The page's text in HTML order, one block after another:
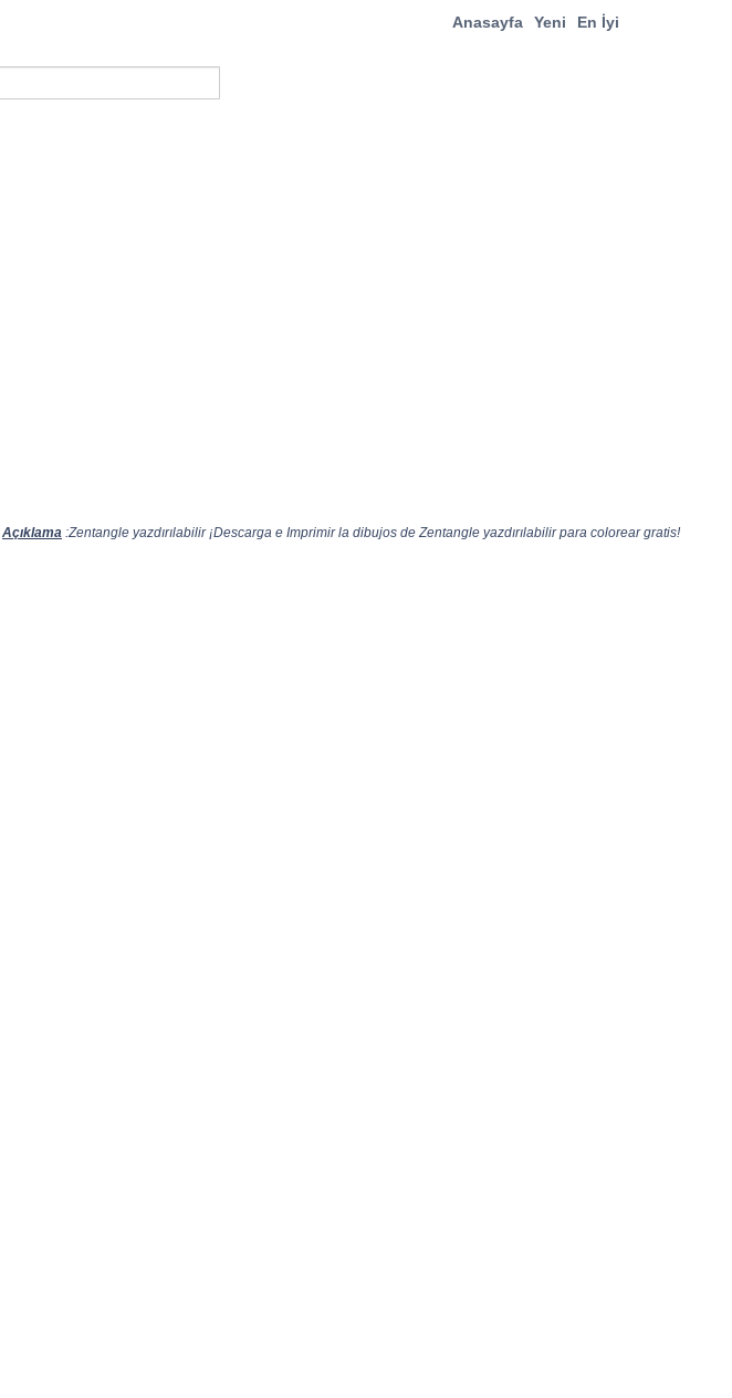
Anasayfa Yeni En İyi
Açıklama :Zentangle yazdırılabilir ¡Descarga e Imprimir la dibujos de Zentangle yazdırılabilir para colorear gratis!